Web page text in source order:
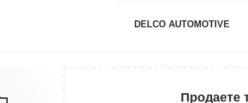
DELCO AUTOMOTIVE
Продаете